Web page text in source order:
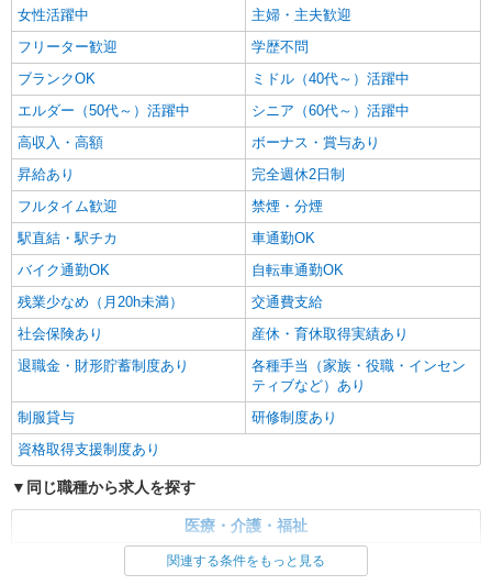
女性活躍中
主婦・主夫歓迎
フリーター歓迎
学歴不問
ブランクOK
ミドル（40代～）活躍中
エルダー（50代～）活躍中
シニア（60代～）活躍中
高収入・高額
ボーナス・賞与あり
昇給あり
完全週休2日制
フルタイム歓迎
禁煙・分煙
駅直結・駅チカ
車通勤OK
バイク通勤OK
自転車通勤OK
残業少なめ（月20h未満）
交通費支給
社会保険あり
産休・育休取得実績あり
退職金・財形貯蓄制度あり
各種手当（家族・役職・インセン
ティブなど）あり
制服貸与
研修制度あり
資格取得支援制度あり
同じ職種から求人を探す
医療・介護・福祉
関連する条件をもっと見る